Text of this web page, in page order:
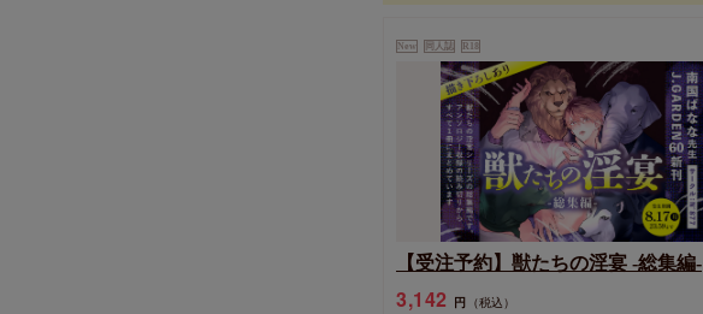
青梅あお
カートに入れる
New 同人誌 R18
【受注予約】獣たちの淫宴 -総集編-
3,142 円 （税込）